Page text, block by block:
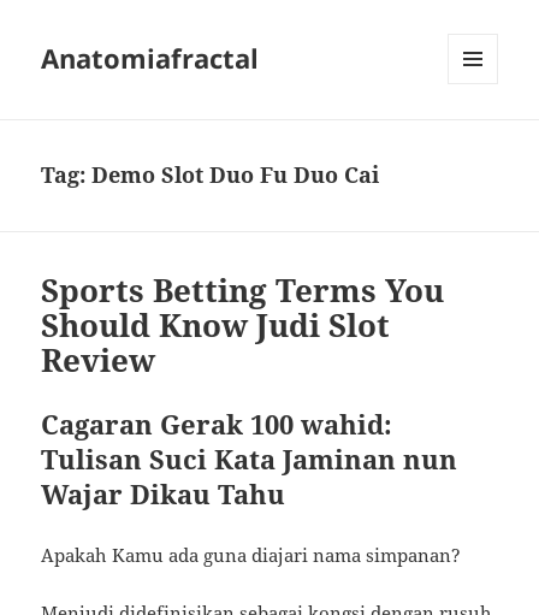
Anatomiafractal
Tag:Demo Slot Duo Fu Duo Cai
Sports Betting Terms You
Should Know Judi Slot
Review
Cagaran Gerak 100 wahid:
Tulisan Suci Kata Jaminan nun
Wajar Dikau Tahu
Apakah Kamu ada guna diajari nama simpanan?